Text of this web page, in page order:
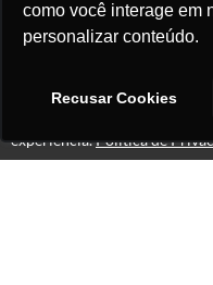
como você interage em
personalizar conteúdo.
Recusar Cookies
Este site usa cookies para
experiência.Política de